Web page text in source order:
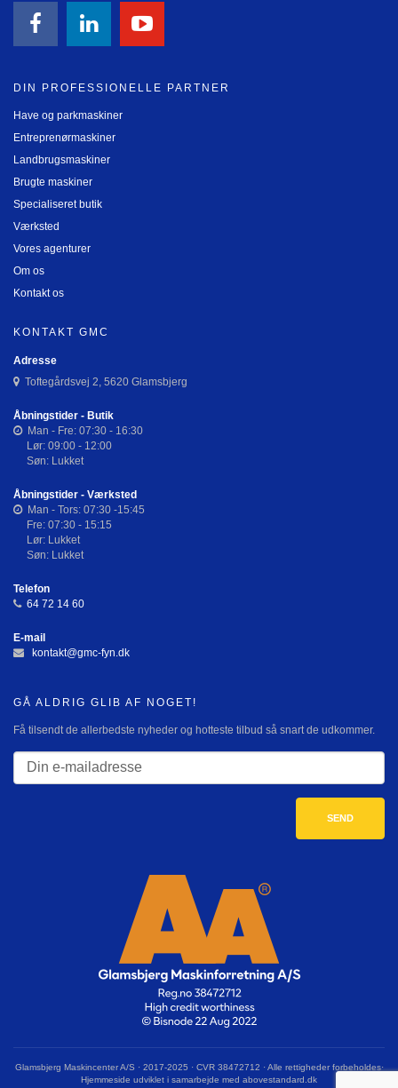
DIN PROFESSIONELLE PARTNER
Have og parkmaskiner
Entreprenørmaskiner
Landbrugsmaskiner
Brugte maskiner
Specialiseret butik
Værksted
Vores agenturer
Om os
Kontakt os
KONTAKT GMC
Adresse
Toftegårdsvej 2, 5620 Glamsbjerg
Åbningstider - Butik
Man - Fre: 07:30 - 16:30
Lør: 09:00 - 12:00
Søn: Lukket
Åbningstider - Værksted
Man - Tors: 07:30 -15:45
Fre: 07:30 - 15:15
Lør: Lukket
Søn: Lukket
Telefon
64 72 14 60
E-mail
kontakt@gmc-fyn.dk
GÅ ALDRIG GLIB AF NOGET!
Få tilsendt de allerbedste nyheder og hotteste tilbud så snart de udkommer.
Glamsbjerg Maskincenter A/S · 2017-2025 · CVR 38472712 · Alle rettigheder forbeholdes·
Hjemmeside udviklet i samarbejde med abovestandard.dk